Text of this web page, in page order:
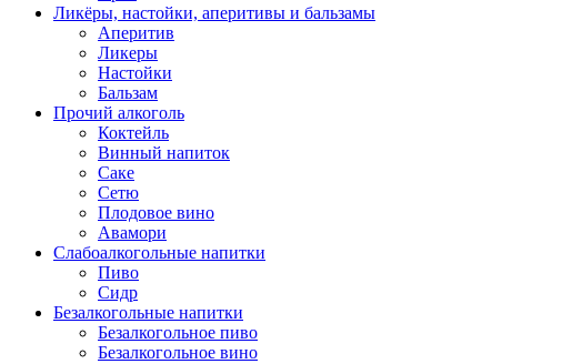
Ликёры, настойки, аперитивы и бальзамы
Аперитив
Ликеры
Настойки
Бальзам
Прочий алкоголь
Коктейль
Винный напиток
Саке
Сетю
Плодовое вино
Авамори
Слабоалкогольные напитки
Пиво
Сидр
Безалкогольные напитки
Безалкогольное пиво
Безалкогольное вино